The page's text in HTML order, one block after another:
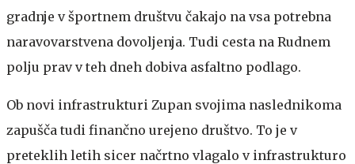
gradnje v športnem društvu čakajo na vsa potrebna
naravovarstvena dovoljenja. Tudi cesta na Rudnem
polju prav v teh dneh dobiva asfaltno podlago.
Ob novi infrastrukturi Zupan svojima naslednikoma
zapušča tudi finančno urejeno društvo. To je v
preteklih letih sicer načrtno vlagalo v infrastrukturo